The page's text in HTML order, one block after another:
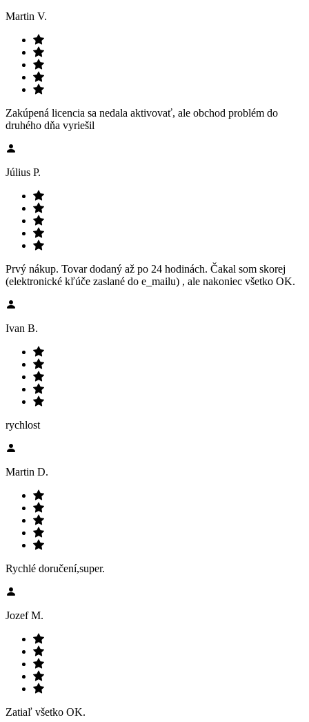
Martin V.
Zakúpená licencia sa nedala aktivovať, ale obchod problém do
druhého dňa vyriešil
Július P.
Prvý nákup. Tovar dodaný až po 24 hodinách. Čakal som skorej
(elektronické kľúče zaslané do e_mailu) , ale nakoniec všetko OK.
Ivan B.
rychlost
Martin D.
Rychlé doručení,super.
Jozef M.
Zatiaľ všetko OK.